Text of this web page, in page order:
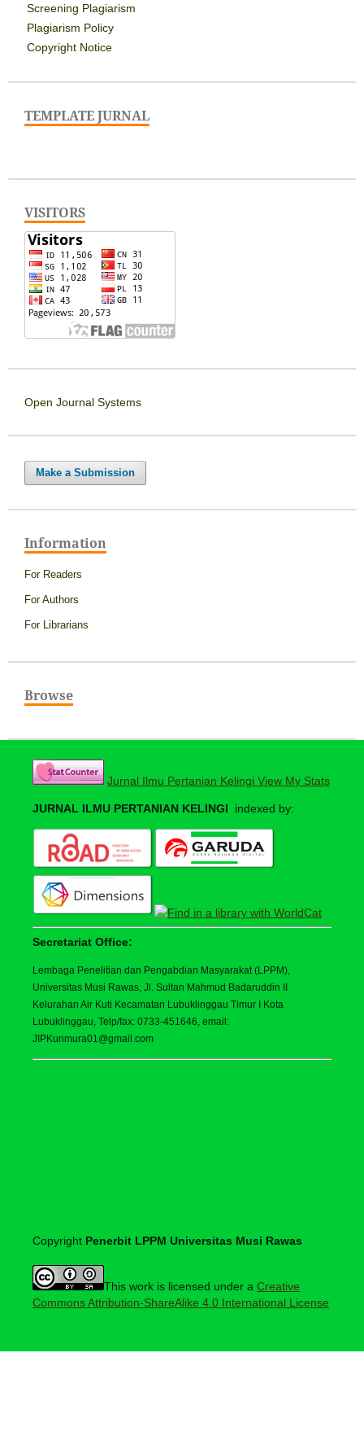
Screening Plagiarism
Plagiarism Policy
Copyright Notice
TEMPLATE JURNAL
VISITORS
Open Journal Systems
Make a Submission
Information
For Readers
For Authors
For Librarians
Browse
Jurnal Ilmu Pertanian Kelingi View My Stats
JURNAL ILMU PERTANIAN KELINGI indexed by:
Secretariat Office:
Lembaga Penelitian dan Pengabdian Masyarakat (LPPM),
Universitas Musi Rawas, Jl. Sultan Mahmud Badaruddin II
Kelurahan Air Kuti Kecamatan Lubuklinggau Timur I Kota
Lubuklinggau, Telp/fax: 0733-451646, email:
JIPKunmura01@gmail.com
Copyright Penerbit LPPM Universitas Musi Rawas
This work is licensed under a Creative
Commons Attribution-ShareAlike 4.0 International License